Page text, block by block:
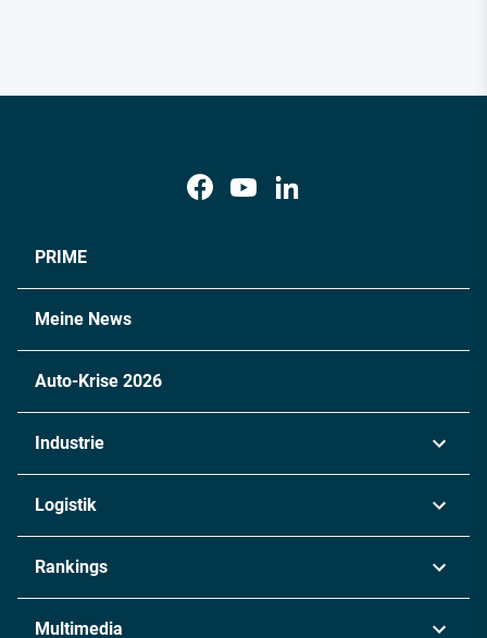
PRIME
Meine News
Auto-Krise 2026
Industrie
Chemie
Metall
Logistik
Rankings
Multimedia